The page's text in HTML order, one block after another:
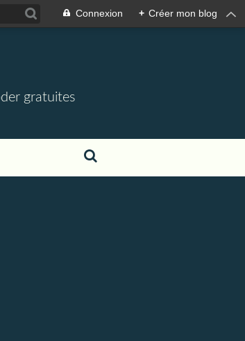
Connexion + Créer mon blog
gratuites